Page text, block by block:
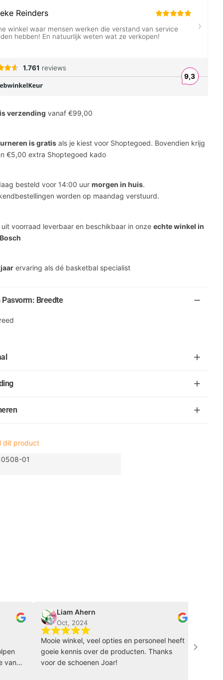
verzending vanaf €99,00
is gratis als je kiest voor Shoptegoed. Bovendien krijg
€5,00 extra Shoptegoed kado
besteld voor 14:00 uurmorgen in huis.
worden op maandag verstuurd.
uit voorraad leverbaar en beschikbaar in onzeechte winkel in
ervaring als dé basketbal specialist
Pasvorm: Breedte
dit product
01
Liam Ahern
Oct, 2024
Mooie winkel, veel opties en personeel heeft
goeie kennis over de producten. Thanks
voor de schoenen Joar!
Wat een
idee om